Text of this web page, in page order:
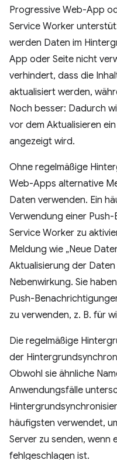
Progressive Web-App
Service Worker
werden Daten im
App oder Seite nicht
verhindert, dass die
aktualisiert werden,
Noch besser: Dadurch
vor dem Aktualisieren
angezeigt wird.
Ohne regelmäßige
Web-Apps alternative
Daten verwenden. Ein
Verwendung einer
Service Worker zu
Meldung wie „Neue
Aktualisierung der
Nebenwirkung. Sie
Push-
zu verwenden, z. B. für
Die regelmäßige
der
Obwohl sie ähnliche
Anwendungsfälle
häufigsten verwendet,
Server zu senden, wenn
fehlgeschlagen ist.